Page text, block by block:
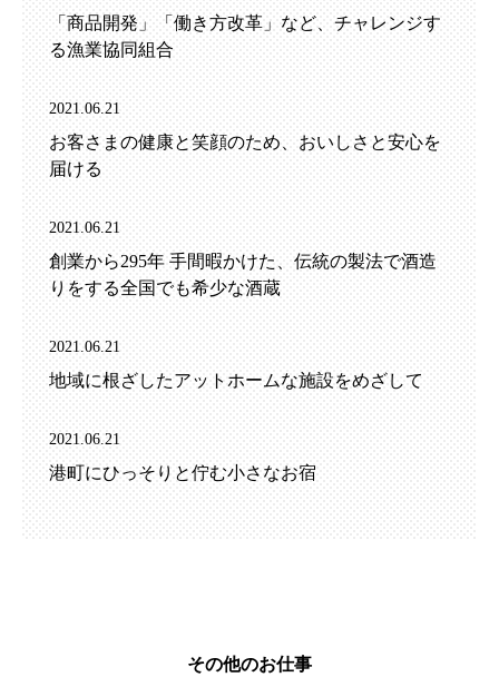
「商品開発」「働き方改革」など、チャレンジす
る漁業協同組合
2021.06.21
お客さまの健康と笑顔のため、おいしさと安心を
届ける
2021.06.21
創業から295年 手間暇かけた、伝統の製法で酒造
りをする全国でも希少な酒蔵
2021.06.21
地域に根ざしたアットホームな施設をめざして
2021.06.21
港町にひっそりと佇む小さなお宿
その他のお仕事